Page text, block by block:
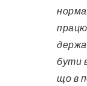
бути
що в